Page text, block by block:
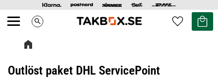
Meny search Favoriter
Kundvagn
Outlöst paket DHL ServicePoint